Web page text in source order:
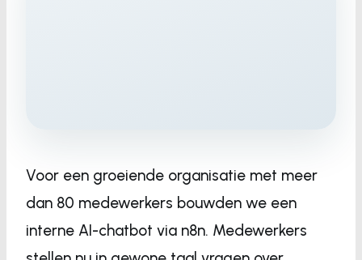
Voor een groeiende organisatie met meer
dan 80 medewerkers bouwden we een
interne AI-chatbot via n8n. Medewerkers